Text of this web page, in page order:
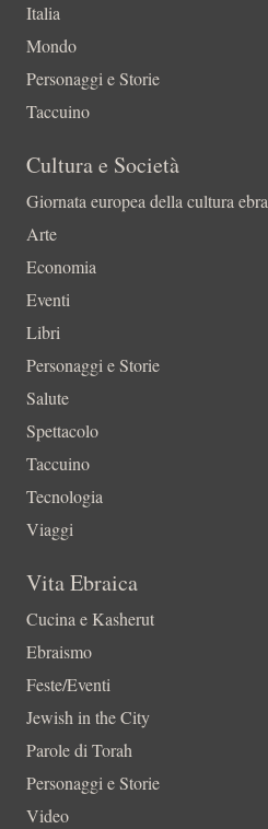
Italia
Mondo
Personaggi e Storie
Taccuino
Cultura e Società
Giornata europea della cultura
Arte
Economia
Eventi
Libri
Personaggi e Storie
Salute
Spettacolo
Taccuino
Tecnologia
Viaggi
Vita Ebraica
Cucina e Kasherut
Ebraismo
Feste/Eventi
Jewish in the City
Parole di Torah
Personaggi e Storie
Video